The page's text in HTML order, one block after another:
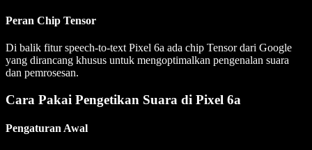
Peran Chip Tensor
Di balik fitur speech-to-text Pixel 6a ada chip Tensor dari Google
yang dirancang khusus untuk mengoptimalkan pengenalan suara
dan pemrosesan.
Cara Pakai Pengetikan Suara di Pixel 6a
Pengaturan Awal